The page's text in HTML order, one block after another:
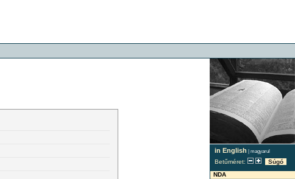
in English | magyarul
Betűméret:
Súgó
NDA